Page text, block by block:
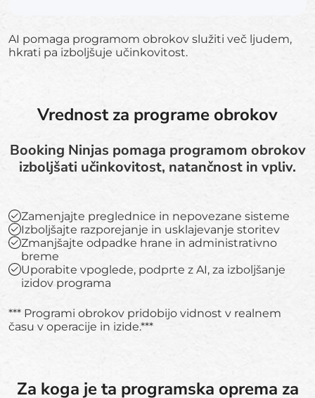
AI pomaga programom obrokov služiti več ljudem,
hkrati pa izboljšuje učinkovitost.
Vrednost za programe obrokov
Booking Ninjas pomaga programom obrokov
izboljšati učinkovitost, natančnost in vpliv.
Zamenjajte preglednice in nepovezane sisteme
Izboljšajte razporejanje in usklajevanje storitev
Zmanjšajte odpadke hrane in administrativno
breme
Uporabite vpoglede, podprte z AI, za izboljšanje
izidov programa
*** Programi obrokov pridobijo vidnost v realnem
času v operacije in izide.***
Za koga je ta programska oprema za